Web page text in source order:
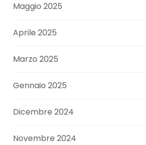
Maggio 2025
Aprile 2025
Marzo 2025
Gennaio 2025
Dicembre 2024
Novembre 2024